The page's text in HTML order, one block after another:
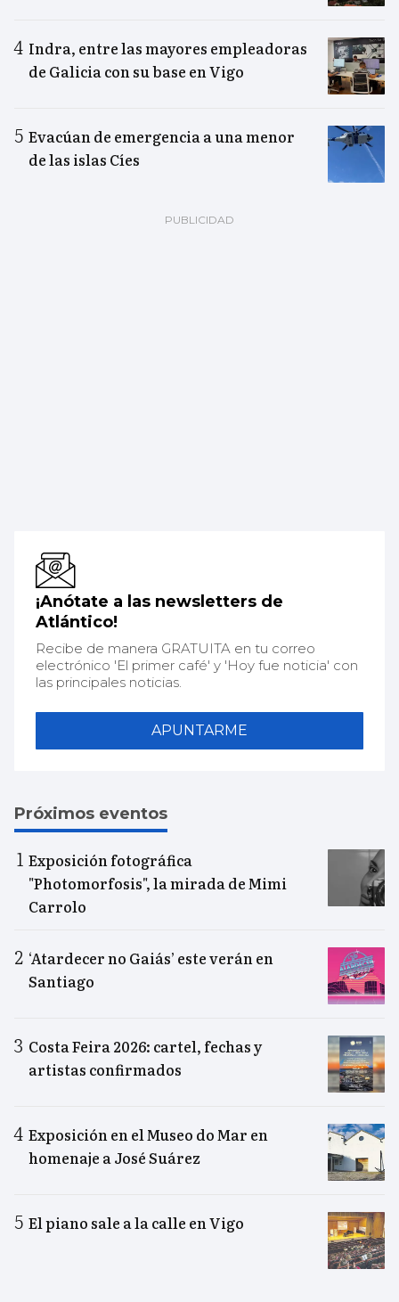
Indra, entre las mayores empleadoras
de Galicia con su base en Vigo
Evacúan de emergencia a una menor
de las islas Cíes
¡Anótate a las newsletters de
Atlántico!
Recibe de manera GRATUITA en tu correo
electrónico 'El primer café' y 'Hoy fue noticia' con
las principales noticias.
APUNTARME
Próximos eventos
Exposición fotográfica
"Photomorfosis", la mirada de Mimi
Carrolo
‘Atardecer no Gaiás’ este verán en
Santiago
Costa Feira 2026: cartel, fechas y
artistas confirmados
Exposición en el Museo do Mar en
homenaje a José Suárez
El piano sale a la calle en Vigo